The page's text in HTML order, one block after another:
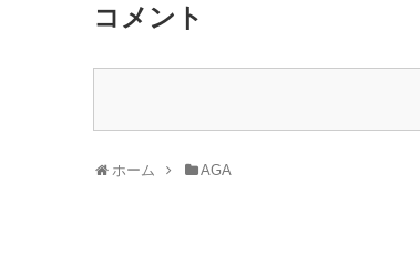
コメント
ホーム AGA